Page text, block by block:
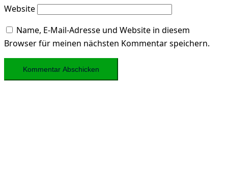
Website
Name, E-Mail-Adresse und Website in diesem
Browser für meinen nächsten Kommentar speichern.